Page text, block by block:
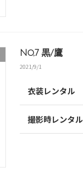
No,7 黒/鷹
2021/9/1
衣装レンタル
撮影時レンタル